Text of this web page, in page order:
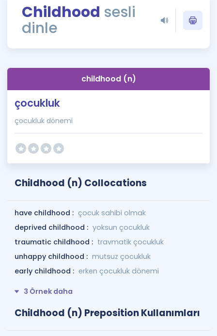
Rehberlik Aracı
ÖSYM Sınav Takvimi
İngilizce Gramer
Childhood sesli
dinle
childhood (n)
çocukluk
çocukluk dönemi
Childhood (n) Collocations
have childhood : çocuk sahibi olmak
deprived childhood : yoksun çocukluk
traumatic childhood : travmatik çocukluk
unhappy childhood : mutsuz çocukluk
early childhood : erken çocukluk dönemi
3 Örnek daha
Childhood (n) Preposition Kullanımları